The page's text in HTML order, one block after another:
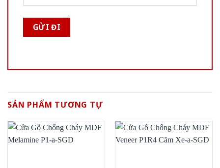
SẢN PHẨM TƯƠNG TỰ